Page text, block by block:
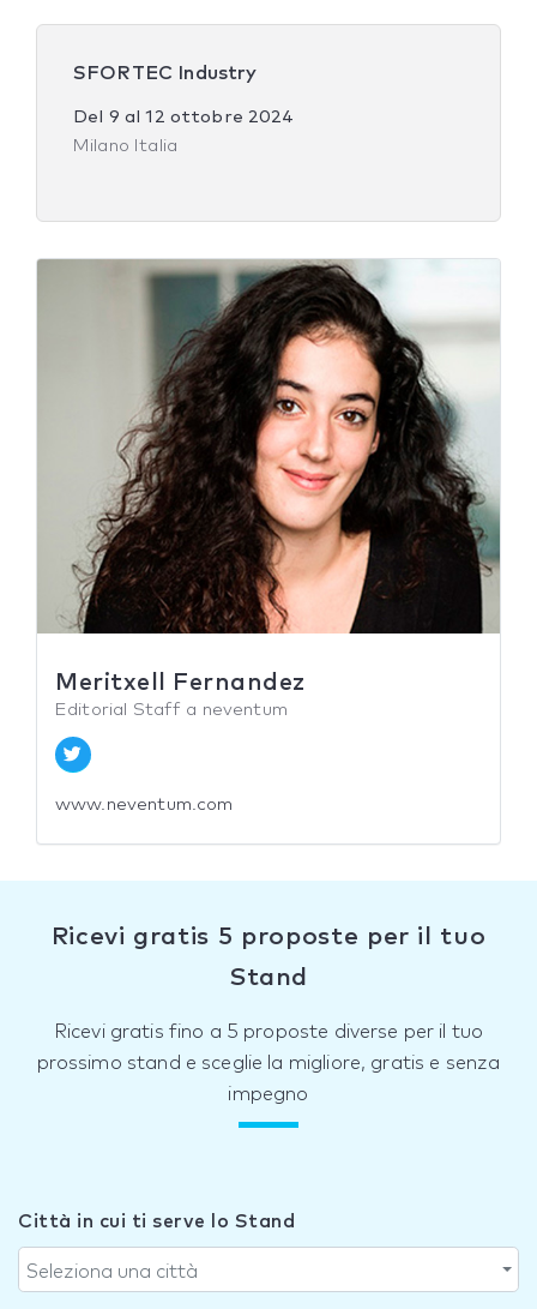
SFORTEC Industry
Del 9 al12 ottobre 2024
Milano Italia
Meritxell Fernandez
Editorial Staff a neventum
www.neventum.com
Ricevi gratis 5 proposte per il tuo
Stand
Ricevi gratis fino a 5 proposte diverse per il tuo
prossimo stand e sceglie la migliore, gratis e senza
impegno
Città in cui ti serve lo Stand
Seleziona una città